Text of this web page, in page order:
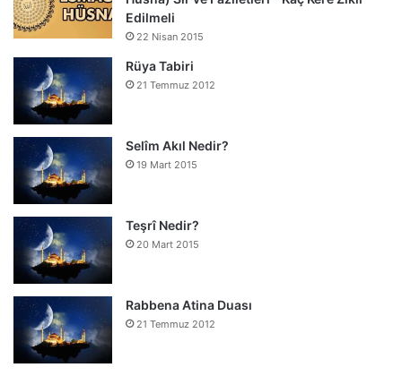
Edilmeli
22 Nisan 2015
Rüya Tabiri
21 Temmuz 2012
Selîm Akıl Nedir?
19 Mart 2015
Teşrî Nedir?
20 Mart 2015
Rabbena Atina Duası
21 Temmuz 2012